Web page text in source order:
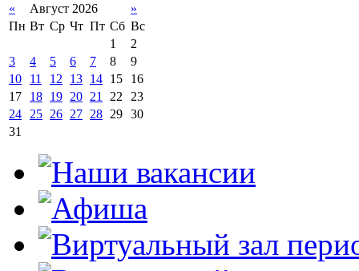
« Август 2026
»
Пн Вт Ср Чт Пт Сб Вс
1
2
3
4 5 6 7 8
9
10
11 12 13 14 15
16
17
18 19 20 21 22
23
24
25 26 27 28 29 30
31